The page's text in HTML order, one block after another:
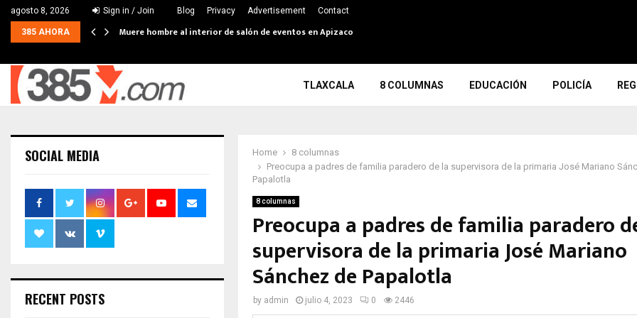
agosto 8, 2026 Sign in / Join Blog Privacy Advertisement Contact
385 AHORA Muere hombre al interior de salón de eventos en Apizaco
TLAXCALA 8 COLUMNAS EDUCACIÓN POLICÍA
Home
8 columnas
Preocupa a padres de familia paradero de la supervisora de la primaria José Mariano
Papalotla
8 columnas
Preocupa a padres de familia paradero
supervisora de la primaria José Mariano
Sánchez de Papalotla
by admin julio 4, 2023 0 2446
SOCIAL MEDIA
RECENT POSTS